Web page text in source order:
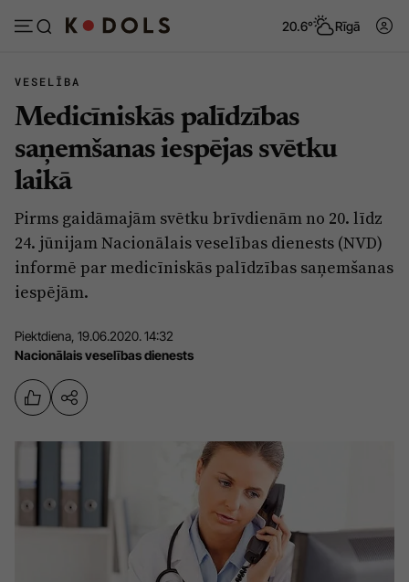
20.6° Rīgā
Abonēt Pieslēgties
Ziņas
Politika
Pašvaldības
Izglītība
Veselība
Ģimene
Vide
Viedokļi
Dzīve un ticība
Projekti
Mediju atbalsta fonds
VESELĪBA
Medicīniskās palīdzības
saņemšanas iespējas svētku
laikā
Pirms gaidāmajām svētku brīvdienām no 20. līdz
24. jūnijam Nacionālais veselības dienests (NVD)
informē par medicīniskās palīdzības saņemšanas
iespējām.
Piektdiena, 19.06.2020. 14:32
Nacionālais veselības dienests